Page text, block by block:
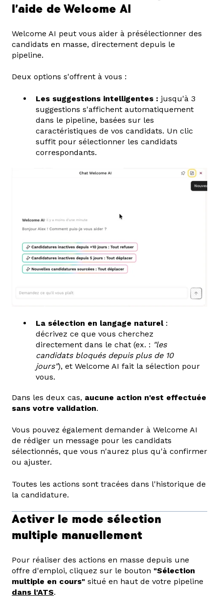
l’aide de Welcome AI
Welcome AI peut vous aider à présélectionner des
candidats en masse, directement depuis le
pipeline.
Deux options s'offrent à vous :
Les suggestions intelligentes : jusqu'à 3
suggestions s'affichent automatiquement
dans le pipeline, basées sur les
caractéristiques de vos candidats. Un clic
suffit pour sélectionner les candidats
correspondants.
La sélection en langage naturel:
décrivez ce que vous cherchez
directement dans le chat (ex. : "les
candidats bloqués depuis plus de 10
jours"), et Welcome AI fait la sélection pour
vous.
Dans les deux cas, aucune action n'est effectuée
sans votre validation.
Vous pouvez également demander à Welcome AI
de rédiger un message pour les candidats
sélectionnés, que vous n'aurez plus qu'à confirmer
ou ajuster.
Toutes les actions sont tracées dans l'historique de
la candidature.
Activer le mode sélection
multiple manuellement
Pour réaliser des actions en masse depuis une
offre d'emploi, cliquez sur le bouton "Sélection
multiple en cours" situé en haut de votre pipeline
dans l'ATS.